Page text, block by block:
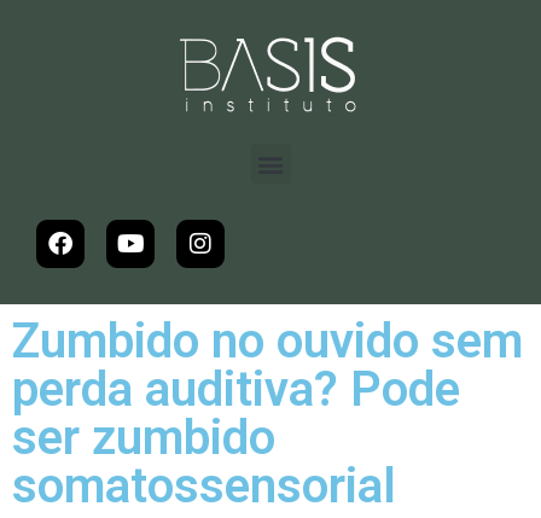
Zumbido no ouvido sem
perda auditiva? Pode
ser zumbido
somatossensorial